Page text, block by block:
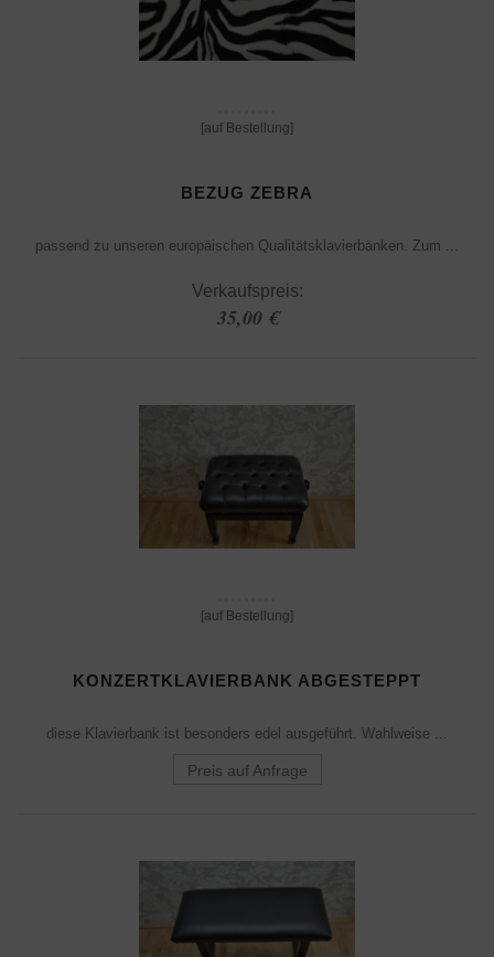
[auf Bestellung]
BEZUG ZEBRA
passend zu unseren europäischen Qualitätsklavierbänken. Zum ...
Verkaufspreis:
35,00 €
[auf Bestellung]
KONZERTKLAVIERBANK ABGESTEPPT
diese Klavierbank ist besonders edel ausgeführt. Wahlweise ...
Preis auf Anfrage